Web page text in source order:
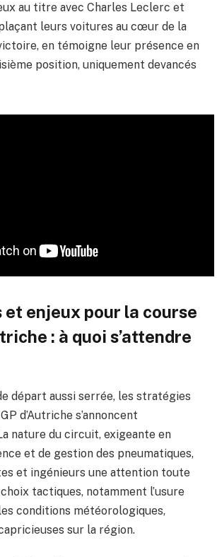
au titre avec Charles Leclerc et
leurs voitures au cœur de la
en témoigne leur présence en
position, uniquement devancés
enjeux pour la course
: à quoi s’attendre
départ aussi serrée, les stratégies
d’Autriche s’annoncent
nature du circuit, exigeante en
et de gestion des pneumatiques,
et ingénieurs une attention toute
tactiques, notamment l’usure
conditions météorologiques,
sur la région.